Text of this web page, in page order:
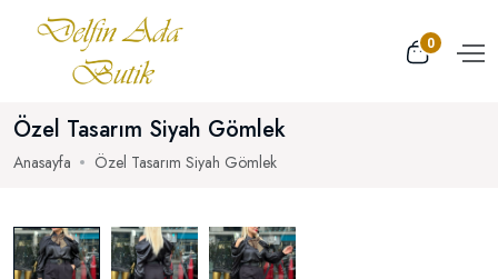
0
Özel Tasarım Siyah Gömlek
Anasayfa Özel Tasarım Siyah Gömlek